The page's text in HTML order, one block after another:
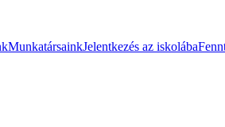
MunkatársainkJelentkezés az iskolába